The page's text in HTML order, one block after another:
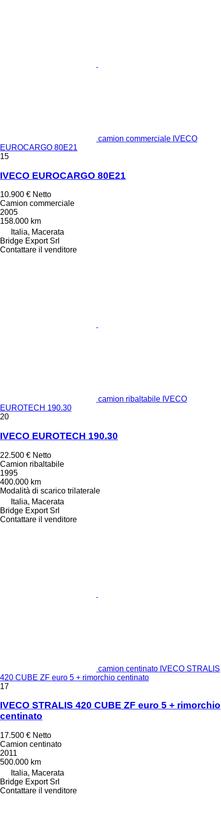
camion commerciale IVECO
EUROCARGO 80E21
15
IVECO EUROCARGO 80E21
10.900 € Netto
Camion commerciale
2005
158.000 km
Italia, Macerata
Bridge Export Srl
Contattare il venditore
camion ribaltabile IVECO
EUROTECH 190.30
20
IVECO EUROTECH 190.30
22.500 € Netto
Camion ribaltabile
1995
400.000 km
Modalità di scarico trilaterale
Italia, Macerata
Bridge Export Srl
Contattare il venditore
camion centinato IVECO STRALIS
420 CUBE ZF euro 5 + rimorchio centinato
17
IVECO STRALIS 420 CUBE ZF euro 5 + rimorchio
centinato
17.500 € Netto
Camion centinato
2011
500.000 km
Italia, Macerata
Bridge Export Srl
Contattare il venditore